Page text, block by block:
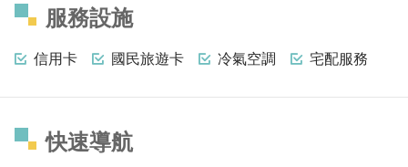
服務設施
信用卡 國民旅遊卡 冷氣空調 宅配服務
快速導航